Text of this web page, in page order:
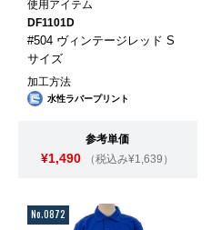
使用アイテム
DF1101D
#504 ヴィンテージレッド S
サイズ
加工方法
水性ラバープリント
参考単価
¥1,490 （税込み¥1,639）
No.0872